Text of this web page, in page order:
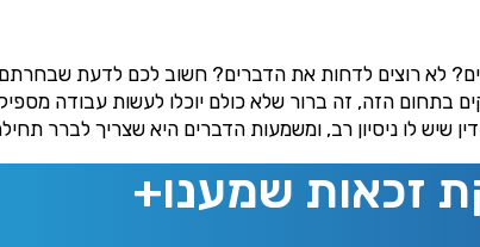
לא רוצים לדחות את הדברים? חשוב לכם לדעת
בתחום הזה, זה ברור שלא כולם יוכלו לעשות עבודה
שיש לו ניסיון רב, ומשמעות הדברים היא שצריך לברר
זכאות שמענו+
פיננסי מעשירנזילים
חיפוש